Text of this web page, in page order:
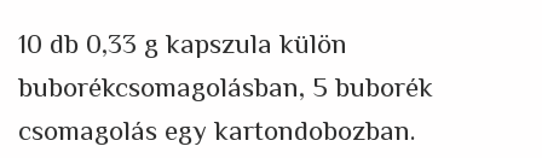
10 db 0,33 g kapszula külön
buborékcsomagolásban, 5 buborék
csomagolás egy kartondobozban.